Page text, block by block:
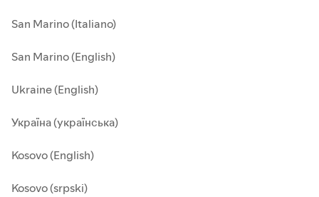
San Marino (Italiano)
San Marino (English)
Ukraine (English)
Україна (українська)
Kosovo (English)
Kosovo (srpski)